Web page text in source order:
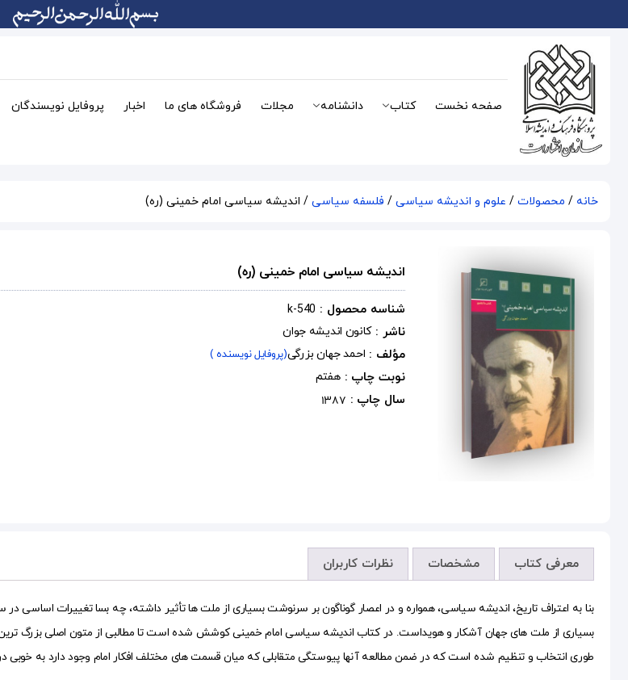
صفحه نخست کتاب دانشنامه مجلات فروشگاه های ما اخبار پروفایل نویسندگان
خانه / محصولات / علوم و اندیشه سیاسی / فلسفه سیاسی / اندیشه سیاسی امام خمینی (ره)
اندیشه سیاسی امام خمینی (ره)
شناسه محصول : k-540
ناشر : کانون اندیشه جوان
مؤلف : احمد جهان بزرگی(پروفایل نویسنده )
نوبت چاپ : هفتم
سال چاپ : 1387
معرفی کتاب مشخصات نظرات کاربران
بنا به اعتراف تاریخ، اندیشه سیاسی، همواره و در اعصار گوناگون بر سرنوشت بسیاری از ملت ها تأثیر داشته، چه بسا تغییرات
بسیاری از ملت های جهان آشکار و هویداست. در کتاب اندیشه سیاسی امام خمینی کوشش شده است تا مطالبی از متون اصلی بزرگ ترین
طوری انتخاب و تنظیم شده است که در ضمن مطالعه آنها پیوستگی متقابلی که میان قسمت های مختلف افکار امام وجود دارد به